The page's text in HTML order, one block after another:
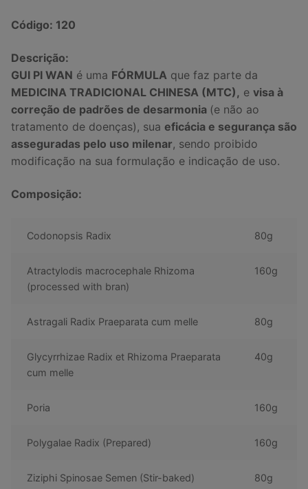
Código: 120
Descrição:
GUI PI WAN é uma FÓRMULA que faz parte da
MEDICINA TRADICIONAL CHINESA (MTC), e visa à
correção de padrões de desarmonia (e não ao
tratamento de doenças), sua eficácia e segurança são
asseguradas pelo uso milenar, sendo proibido
modificação na sua formulação e indicação de uso.
Composição:
Codonopsis Radix 80g
Atractylodis macrocephale Rhizoma
(processed with bran)
160g
Astragali Radix Praeparata cum melle 80g
Glycyrrhizae Radix et Rhizoma Praeparata
cum melle
40g
Poria 160g
Polygalae Radix (Prepared) 160g
Ziziphi Spinosae Semen (Stir-baked) 80g